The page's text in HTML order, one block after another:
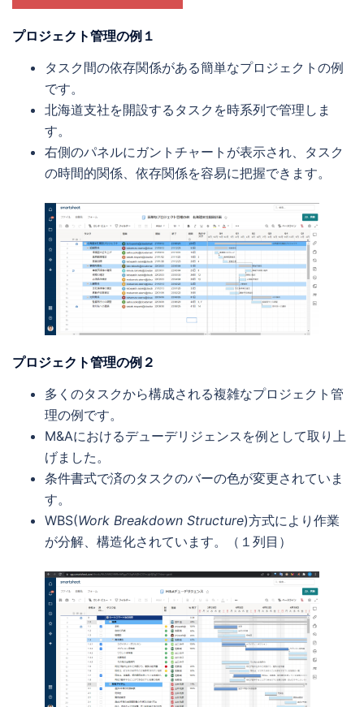
プロジェクト管理の例１
タスク間の依存関係がある簡単なプロジェクトの例
です。
北海道支社を開設するタスクを時系列で管理しま
す。
右側のパネルにガントチャートが表示され、タスク
の時間的関係、依存関係を容易に把握できます。
プロジェクト管理の例２
多くのタスクから構成される複雑なプロジェクト管
理の例です。
M&Aにおけるデューデリジェンスを例として取り上
げました。
条件書式で済のタスクのバーの色が変更されていま
す。
WBS(Work Breakdown Structure)方式により作業
が分解、構造化されています。（１列目）